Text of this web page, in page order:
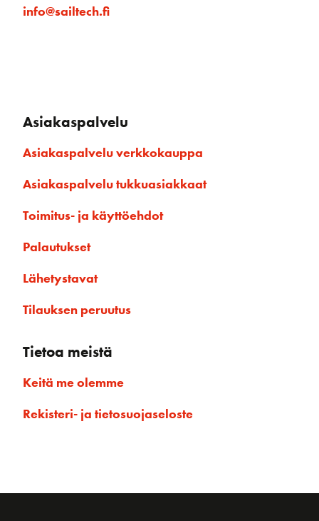
info@sailtech.fi
Asiakaspalvelu
Asiakaspalvelu verkkokauppa
Asiakaspalvelu tukkuasiakkaat
Toimitus- ja käyttöehdot
Palautukset
Lähetystavat
Tilauksen peruutus
Tietoa meistä
Keitä me olemme
Rekisteri- ja tietosuojaseloste